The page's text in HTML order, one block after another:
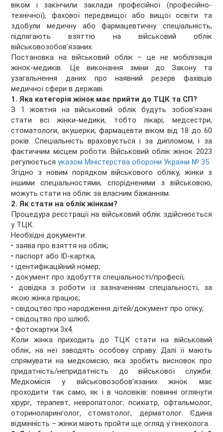
віком і закінчили заклади професійної (професійно-
технічної), фахової передвищої або вищої освіти та
здобули медичну або фармацевтичну спеціальність,
підлягають взяттю на військовий облік
військовозобов'язаних.
Постановка на військовий облік – це не мобілізація
жінок-медиків. Це виконання зміни до Закону та
узагальнення даних про наявний резерв фахівців
медичної сфери в державі.
1. Яка категорія жінок має прийти до ТЦК та СП?
З 1 жовтня на військовий облік будуть зобов'язані
стати всі жінки-медики, тобто лікарі, медсестри,
стоматологи, акушерки, фармацевти віком від 18 до 60
років. Спеціальність враховується і за дипломом, і за
фактичним місцем роботи. Військовий облік жінок 2023
регулюєтьсяуказом Міністерства оборони України № 35.
Згідно з новим порядком військового обліку, жінки з
іншими спеціальностями, спорідненими з військовою,
можуть стати на облік за власним бажанням.
2. Як стати на облік жінкам?
Процедура реєстрації на військовий облік здійснюється
у ТЦК.
Необхідні документи:
• заява про взяття на облік;
• паспорт або ID-картка;
• ідентифікаційний номер;
• документ про здобуття спеціальності/професії;
• довідка з роботи із зазначенням спеціальності, за
якою жінка працює;
• свідоцтво про народження дітей/документ про опіку;
• свідоцтво про шлюб;
• фотокартки 3х4.
Коли жінка приходить до ТЦК стати на військовий
облік, на неї заводять особову справу. Далі її мають
спрямувати на медкомісію, яка зробить висновок про
придатність/непридатність до військової служби.
Медкомісія у військовозобов’язаних жінок має
проходити так само, як і в чоловіків: повинні оглянути
хірург, терапевт, невропатолог, психіатр, офтальмолог,
оториноларинголог, стоматолог, дерматолог. Єдина
відмінність – жінки мають пройти ще огляд у гінеколога.